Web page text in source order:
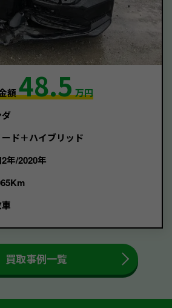
額48.5万円
ード＋ハイブリッド
年/2020年
買取事例一覧